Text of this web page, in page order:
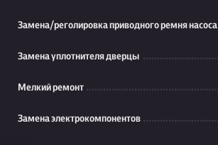
Замена/реголировка приводного ремня насоса
Замена уплотнителя дверцы
Мелкий ремонт
Замена электрокомпонентов